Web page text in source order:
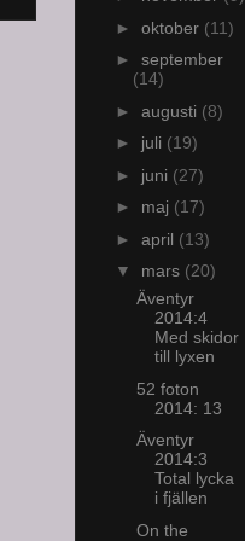
► oktober (11)
► september
(14)
► augusti (8)
► juli (19)
► juni (27)
► maj (17)
► april (13)
▼ mars (20)
Äventyr
2014:4
Med skidor
till lyxen
52 foton
2014: 13
Äventyr
2014:3
Total lycka
i fjällen
On the